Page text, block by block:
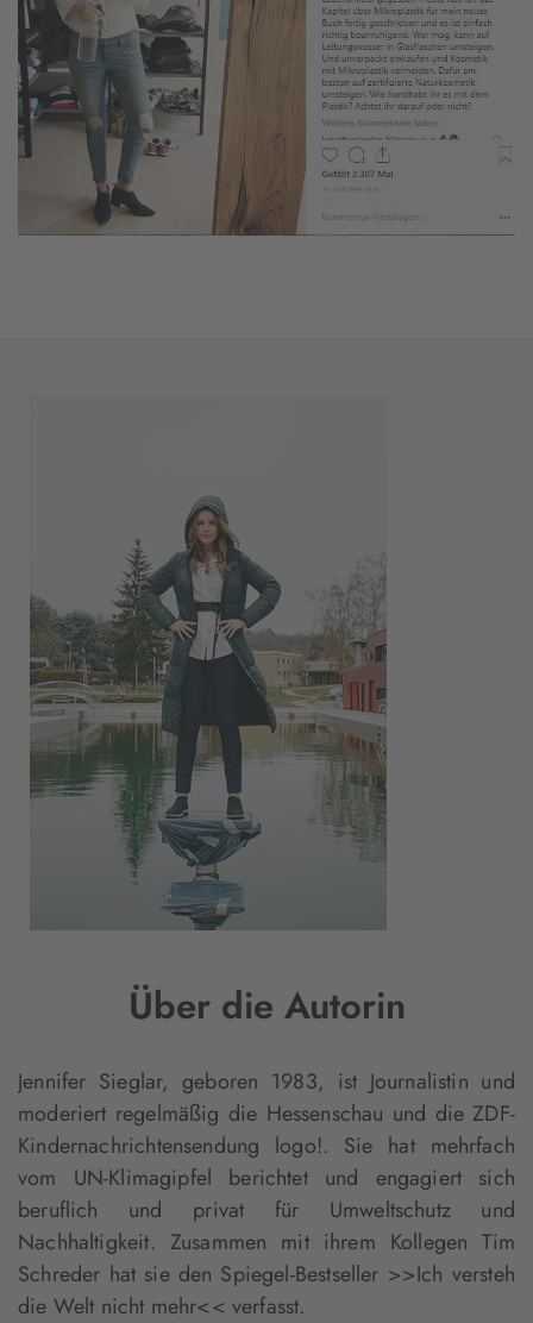
Über die Autorin
Jennifer Sieglar, geboren 1983, ist Journalistin und
moderiert regelmäßig die Hessenschau und die ZDF-
Kindernachrichtensendung logo!. Sie hat mehrfach
vom UN-Klimagipfel berichtet und engagiert sich
beruflich und privat für Umweltschutz und
Nachhaltigkeit. Zusammen mit ihrem Kollegen Tim
Schreder hat sie den Spiegel-Bestseller >>Ich versteh
die Welt nicht mehr<< verfasst.